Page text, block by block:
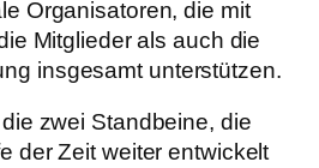
Organisatoren, die mit
Mitglieder als auch die
insgesamt unterstützen.
zwei Standbeine, die
der Zeit weiter entwickelt